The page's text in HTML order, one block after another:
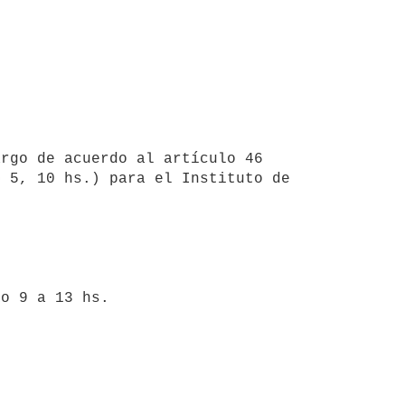
de acuerdo al artículo 46
5, 10 hs.) para el Instituto de
9 a 13 hs.